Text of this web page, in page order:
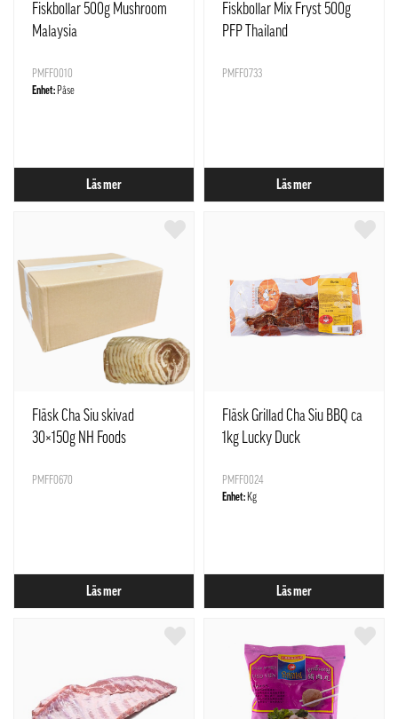
Fiskbollar 500g Mushroom
Malaysia
PMFF0010
Enhet: Påse
Läs mer
Fiskbollar Mix Fryst 500g
PFP Thailand
PMFF0733
Läs mer
Fläsk Cha Siu skivad
30×150g NH Foods
PMFF0670
Läs mer
Fläsk Grillad Cha Siu BBQ ca
1kg Lucky Duck
PMFF0024
Enhet: Kg
Läs mer